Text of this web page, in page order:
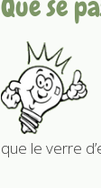
Que se
que le verre